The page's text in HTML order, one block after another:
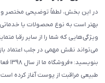
در این بخش، لطفاً توضیحی مختصر و
بهتر است به نوع محصولات یا
ویژگی‌هایی که شما را از سایر رقبا
می‌تواند نقش مهمی در جلب اعتماد
طبیعی مراقبت از پوست آغاز کرده